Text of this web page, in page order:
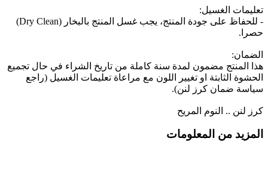
تعليمات الغسيل:
- للحفاظ على جودة المنتج، يجب غسل المنتج بالبخار (Dry Clean)
حصرا.
الضمان:
هذا المنتج مضمون لمدة سنة كاملة من تاريخ الشراء في حال تجميع
الحشوة الثابتة او تغيير اللون مع مراعاة تعليمات الغسيل (راجع
سياسة ضمان كرز لنن).
كرز لنن .. النوم المريح
المزيد من المعلومات